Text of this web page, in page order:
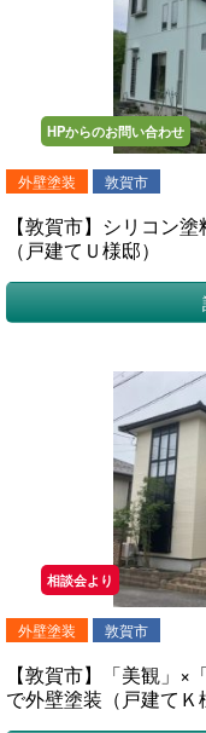
HPからのお問い合わせ
外壁塗装 敦賀市
【敦賀市】シリコン
（戸建てＵ様邸）
相談会より
外壁塗装 敦賀市
【敦賀市】「美観」
で外壁塗装（戸建てＫ